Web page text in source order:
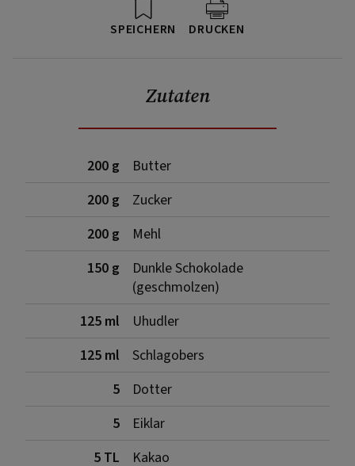
SPEICHERN DRUCKEN
Zutaten
200 g
Butter
200 g
Zucker
200 g
Mehl
150 g
Dunkle Schokolade
(geschmolzen)
125 ml
Uhudler
125 ml
Schlagobers
5
Dotter
5
Eiklar
5 TL
Kakao